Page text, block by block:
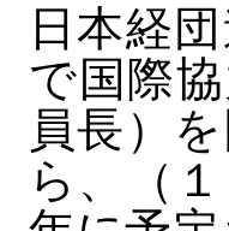
日本経
で国際
員長）
ら、（